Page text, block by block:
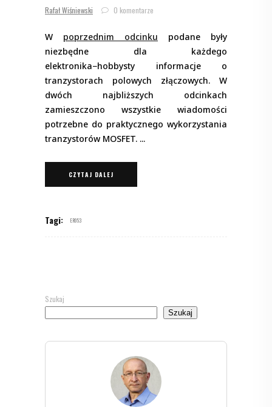
Rafał Wiśniewski 0 komentarze
W poprzednim odcinku podane były
niezbędne dla każdego
elektronika−hobbysty informacje o
tranzystorach polowych złączowych. W
dwóch najbliższych odcinkach
zamieszczono wszystkie wiadomości
potrzebne do praktycznego wykorzystania
tranzystorów MOSFET.
CZYTAJ DALEJ
Tagi: ER053
Szukaj
Szukaj